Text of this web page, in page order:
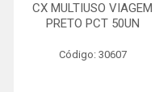
CX MULTIUSO VIAGEM
PRETO PCT 50UN
Código: 30607